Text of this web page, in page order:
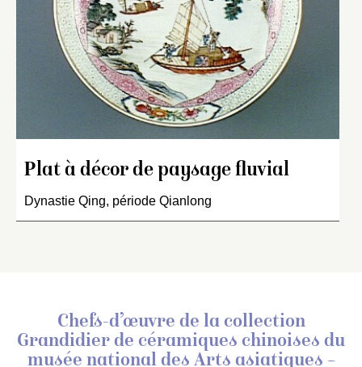
Plat à décor de paysage fluvial
Dynastie Qing, période Qianlong
Chefs-d’œuvre de la collection
Grandidier de céramiques chinoises du
musée national des Arts asiatiques –